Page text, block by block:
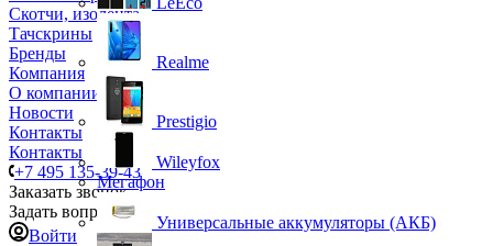
Скотчи, изолента
Тачскрины
Бренды
Компания
О компании
Новости
Контакты
Контакты
+7 495 135-39-43
Заказать звонок
Задать вопрос
Войти
Realme
Prestigio
Wileyfox
Мегафон
Универсальные аккумуляторы (АКБ)